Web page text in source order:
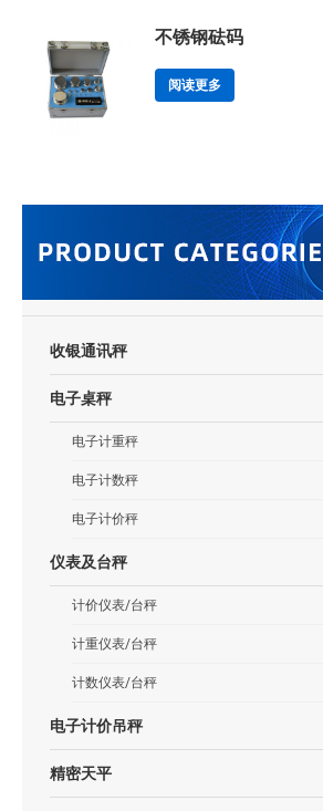
不锈钢砝码
阅读更多
收银通讯秤
电子桌秤
电子计重秤
电子计数秤
电子计价秤
仪表及台秤
计价仪表/台秤
计重仪表/台秤
计数仪表/台秤
电子计价吊秤
精密天平